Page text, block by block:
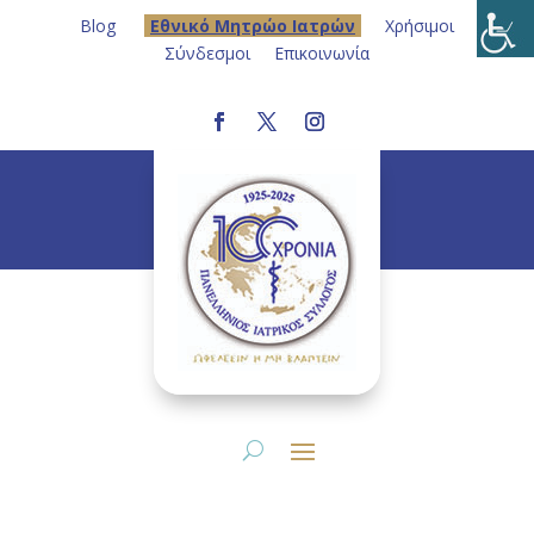
Blog Eθνικό Μητρώο Ιατρών
Χρήσιμοι
Σύνδεσμοι
Επικοινωνία